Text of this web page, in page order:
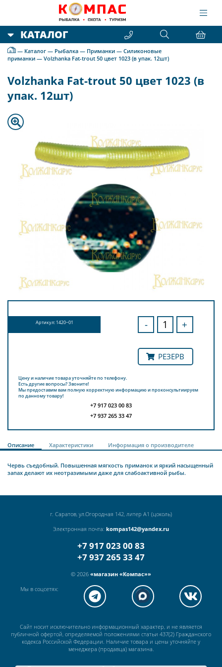
КАТАЛОГ
— Каталог — Рыбалка — Приманки — Силиконовые
приманки — Volzhanka Fat-trout 50 цвет 1023 (в упак. 12шт)
Volzhanka Fat-trout 50 цвет 1023 (в
упак. 12шт)
Артикул: 1420~01 - +
РЕЗЕРВ
Цену и наличие товара уточняйте по телефону.
Есть другие вопросы? Звоните!
Мы предоставим вам полную корректную информацию и проконсультиируем
по данному товару!
+7 917 023 00 83
+7 937 265 33 47
Описание Характеристики Информация о производителе
Червь съедобный. Повышенная мягкость приманок и яркий насыщенный
запах делают их неотразимыми даже для слабоактивной рыбы.
г. Саратов, ул.Огородная 142, литер А1 (цоколь)
Электронная почта: kompas142@yandex.ru
+7 917 023 00 83
+7 937 265 33 47
© 2026 «магазин «Компас»»
Мы в соцсетях:
Сайт носит исключительно информационный характер, и не является
публичной офертой, определяемой положениями статьи 437(2) Гражданского
кодекса Российской Федерации. Наличие товара и цены уточняйте у
менеджера (продавца) магазина.